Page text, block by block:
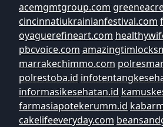
acemgmtgroup.com
cincinnatiukrainianfestival.com
oyaguerefineart.com
pbcvoice.com
marrakechimmo.com
polrestoba.id
informasikesehatan.id
farmasiapotekerumm.id
cakelifeeveryday.com